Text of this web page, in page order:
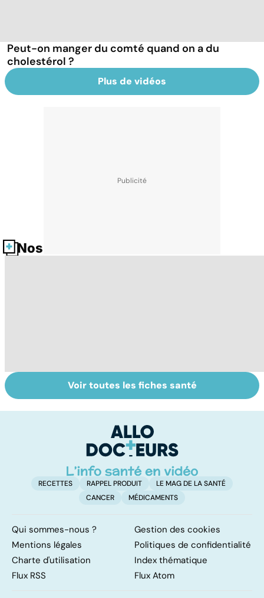
Peut-on manger du comté quand on a du
cholestérol ?
Plus de vidéos
Nos fiches santé
Le magnésium,
un oligo-élément
Intestin irritable :
le régime
solution ?
Voir toutes les fiches santé
RECETTES RAPPEL PRODUIT
LE MAG DE LA SANTÉ
CANCER
MÉDICAMENTS
Qui sommes-nous ?
Gestion des cookies
Mentions légales
Politiques de confidentialité
Charte d'utilisation
Index thématique
Flux RSS
Flux Atom